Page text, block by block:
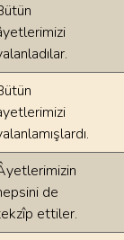
de
ettiler.